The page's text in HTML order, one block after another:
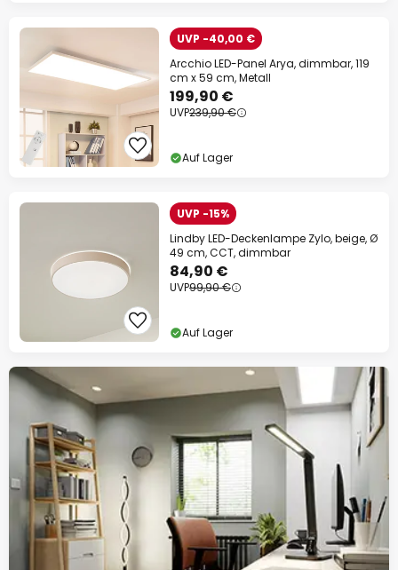
UVP -40,00 €
Arcchio LED-Panel Arya, dimmbar, 119
cm x 59 cm, Metall
199,90 €
UVP239,90 €
Auf Lager
UVP -15%
Lindby LED-Deckenlampe Zylo, beige, Ø
49 cm, CCT, dimmbar
84,90 €
UVP99,90 €
Auf Lager